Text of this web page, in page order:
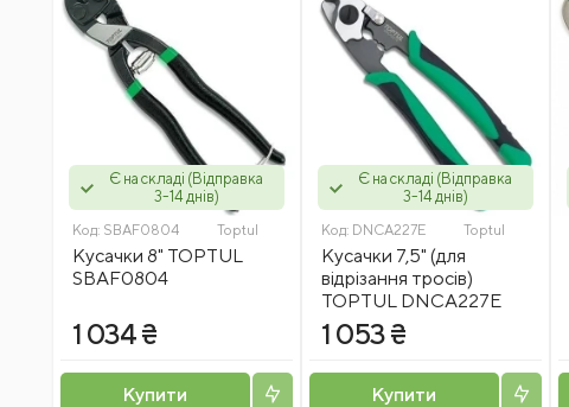
Є на складі (Відправка
3-14 днів)
Код: SBAF0804 Toptul
Кусачки 8" TOPTUL
SBAF0804
1 034 ₴
Купити
Є на складі (Відправка
3-14 днів)
Код: DNCA227E Toptul
Кусачки 7,5" (для
відрізання тросів)
TOPTUL DNCA227E
1 053 ₴
Купити